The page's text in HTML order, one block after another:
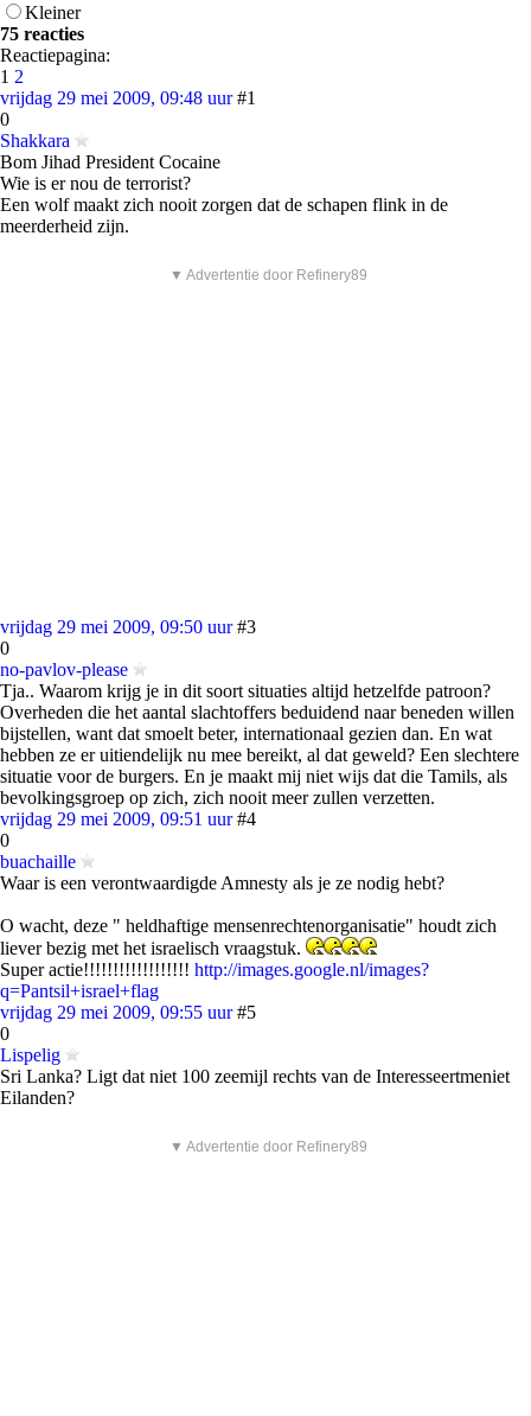
Kleiner
75 reacties
Reactiepagina:
1 2
vrijdag 29 mei 2009, 09:48 uur #1
0
Shakkara
Bom Jihad President Cocaine
Wie is er nou de terrorist?
Een wolf maakt zich nooit zorgen dat de schapen flink in de
meerderheid zijn.
▼ Advertentie door Refinery89
vrijdag 29 mei 2009, 09:50 uur #3
0
no-pavlov-please
Tja.. Waarom krijg je in dit soort situaties altijd hetzelfde patroon?
Overheden die het aantal slachtoffers beduidend naar beneden willen
bijstellen, want dat smoelt beter, internationaal gezien dan. En wat
hebben ze er uitiendelijk nu mee bereikt, al dat geweld? Een slechtere
situatie voor de burgers. En je maakt mij niet wijs dat die Tamils, als
bevolkingsgroep op zich, zich nooit meer zullen verzetten.
vrijdag 29 mei 2009, 09:51 uur #4
0
buachaille
Waar is een verontwaardigde Amnesty als je ze nodig hebt?
O wacht, deze " heldhaftige mensenrechtenorganisatie" houdt zich
liever bezig met het israelisch vraagstuk.
Super actie!!!!!!!!!!!!!!!!!! http://images.google.nl/images?
q=Pantsil+israel+flag
vrijdag 29 mei 2009, 09:55 uur #5
0
Lispelig
Sri Lanka? Ligt dat niet 100 zeemijl rechts van de Interesseertmeniet
Eilanden?
▼ Advertentie door Refinery89